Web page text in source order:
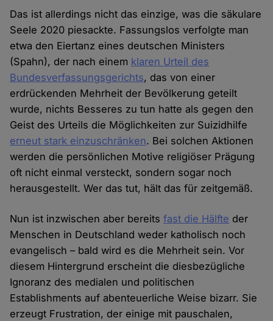
Das ist allerdings nicht das einzige, was die säkulare
Seele 2020 piesackte. Fassungslos verfolgte man
etwa den Eiertanz eines deutschen Ministers
(Spahn), der nach einem klaren Urteil des
Bundesverfassungsgerichts, das von einer
erdrückenden Mehrheit der Bevölkerung geteilt
wurde, nichts Besseres zu tun hatte als gegen den
Geist des Urteils die Möglichkeiten zur Suizidhilfe
erneut stark einzuschränken. Bei solchen Aktionen
werden die persönlichen Motive religiöser Prägung
oft nicht einmal versteckt, sondern sogar noch
herausgestellt. Wer das tut, hält das für zeitgemäß.
Nun ist inzwischen aber bereitsfast die Hälfte der
Menschen in Deutschland weder katholisch noch
evangelisch – bald wird es die Mehrheit sein. Vor
diesem Hintergrund erscheint die diesbezügliche
Ignoranz des medialen und politischen
Establishments auf abenteuerliche Weise bizarr. Sie
erzeugt Frustration, der einige mit pauschalen,